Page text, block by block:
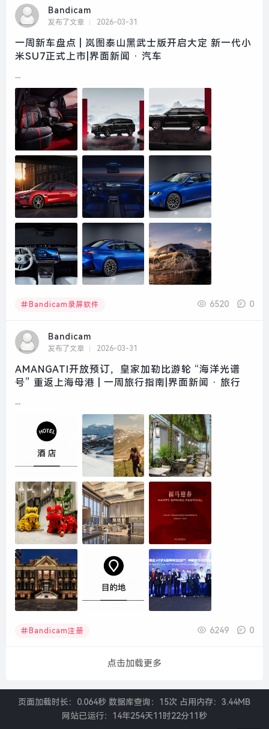
Bandicam
发布了文章 2026-03-31
一周新车盘点 | 岚图泰山黑武士版开启大定 新一代小
米SU7正式上市|界面新闻 · 汽车
...
Bandicam录屏软件 6520 0
Bandicam
发布了文章 2026-03-31
AMANGATI开放预订，皇家加勒比游轮 “海洋光谱
号” 重返上海母港 | 一周旅行指南|界面新闻 · 旅行
...
Bandicam注册 6249 0
点击加载更多
页面加载时长：0.064秒 数据库查询：15次 占用内存：3.44MB
网站已运行： 14年254天11时22分12秒